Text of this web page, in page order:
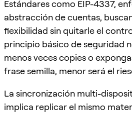
Estándares como EIP-4337,
abstracción de cuentas,
flexibilidad sin quitarle el
principio básico de seguridad
menos veces copies o
frase semilla, menor será el
La sincronización multi-
implica replicar el mismo